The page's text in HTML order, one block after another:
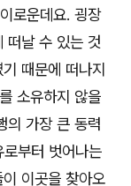
로운데요. 굉장
떠날 수 있는 것
때문에 떠나지
소유하지 않을
의 가장 큰 동력
부터 벗어나는
이곳을 찾아오